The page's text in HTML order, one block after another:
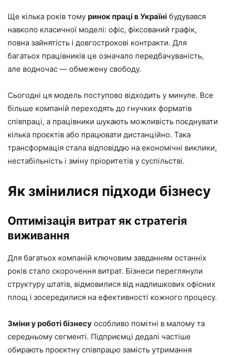
Ще кілька років тому ринок праці в Україні будувався
навколо класичної моделі: офіс, фіксований графік,
повна зайнятість і довгострокові контракти. Для
багатьох працівників це означало передбачуваність,
але водночас — обмежену свободу.
Сьогодні ця модель поступово відходить у минуле. Все
більше компаній переходять до гнучких форматів
співпраці, а працівники шукають можливість поєднувати
кілька проєктів або працювати дистанційно. Така
трансформація стала відповіддю на економічні виклики,
нестабільність і зміну пріоритетів у суспільстві.
Як змінилися підходи бізнесу
Оптимізація витрат як стратегія
виживання
Для багатьох компаній ключовим завданням останніх
років стало скорочення витрат. Бізнеси переглянули
структуру штатів, відмовилися від надлишкових офісних
площ і зосередилися на ефективності кожного процесу.
Зміни у роботі бізнесу особливо помітні в малому та
середньому сегменті. Підприємці дедалі частіше
обирають проєктну співпрацю замість утримання